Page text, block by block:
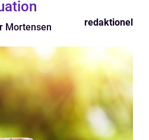
Mortensen redaktionel